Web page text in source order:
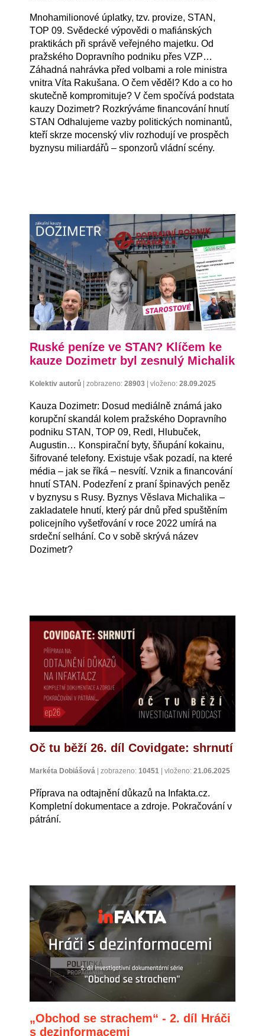
Mnohamilionové úplatky, tzv. provize, STAN,
TOP 09. Svědecké výpovědi o mafiánských
praktikách při správě veřejného majetku. Od
pražského Dopravního podniku přes VZP…
Záhadná nahrávka před volbami a role ministra
vnitra Víta Rakušana. O čem věděl? Kdo a co ho
skutečně kompromituje? V čem spočívá podstata
kauzy Dozimetr? Rozkrýváme financování hnutí
STAN Odhalujeme vazby politických nominantů,
kteří skrze mocenský vliv rozhodují ve prospěch
byznysu miliardářů – sponzorů vládní scény.
Ruské peníze ve STAN? Klíčem ke
kauze Dozimetr byl zesnulý Michalik
Kolektiv autorů | zobrazeno: 28903 | vloženo: 28.09.2025
Kauza Dozimetr: Dosud mediálně známá jako
korupční skandál kolem pražského Dopravního
podniku STAN, TOP 09, Redl, Hlubuček,
Augustin… Konspirační byty, šňupání kokainu,
šifrované telefony. Existuje však pozadí, na které
média – jak se říká – nesvítí. Vznik a financování
hnutí STAN. Podezření z praní špinavých peněz
v byznysu s Rusy. Byznys Věslava Michalika –
zakladatele hnutí, který pár dnů před spuštěním
policejního vyšetřování v roce 2022 umírá na
srdeční selhání. Co v sobě skrývá název
Dozimetr?
Oč tu běží 26. díl Covidgate: shrnutí
Markéta Dobiášová zobrazeno: 10451 vloženo: 21.06.2025
Příprava na odtajnění důkazů na Infakta.cz.
Kompletní dokumentace a zdroje. Pokračování v
pátrání.
„Obchod se strachem“ - 2. díl Hráči
s dezinformacemi